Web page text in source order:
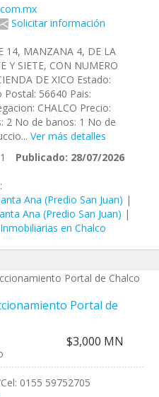
Solicitar información
14, MANZANA 4, DE LA
Y SIETE, CON NUMERO
DE XICO Estado:
56640 Pais:
CHALCO Precio:
2 No de banos: 1 No de
Ver más detalles
1 Publicado: 28/07/2026
Ana (Predio San Juan) |
Ana (Predio San Juan) |
Inmobiliarias en Chalco
Portal de
$3,000 MN
0155 59752705